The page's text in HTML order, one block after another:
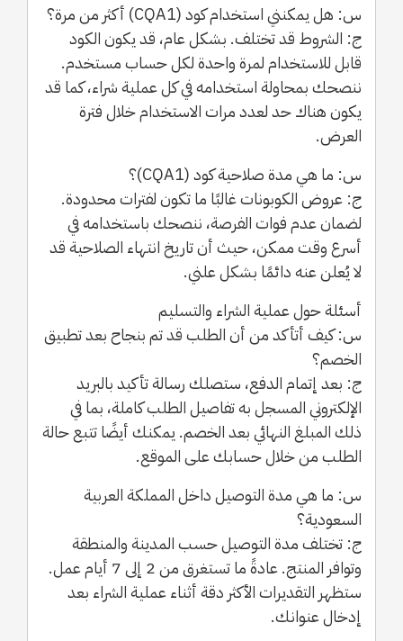
س: هل يمكنني استخدام كود (CQA1) أكثر من مرة؟
ج: الشروط قد تختلف. بشكل عام، قد يكون الكود
قابل للاستخدام لمرة واحدة لكل حساب مستخدم.
ننصحك بمحاولة استخدامه في كل عملية شراء، كما قد
يكون هناك حد لعدد مرات الاستخدام خلال فترة
العرض.
س: ما هي مدة صلاحية كود (CQA1)؟
ج: عروض الكوبونات غالبًا ما تكون لفترات محدودة.
لضمان عدم فوات الفرصة، ننصحك باستخدامه في
أسرع وقت ممكن، حيث أن تاريخ انتهاء الصلاحية قد
لا يُعلن عنه دائمًا بشكل علني.
أسئلة حول عملية الشراء والتسليم
س: كيف أتأكد من أن الطلب قد تم بنجاح بعد تطبيق
الخصم؟
ج: بعد إتمام الدفع، ستصلك رسالة تأكيد بالبريد
الإلكتروني المسجل به تفاصيل الطلب كاملة، بما في
ذلك المبلغ النهائي بعد الخصم. يمكنك أيضًا تتبع حالة
الطلب من خلال حسابك على الموقع.
س: ما هي مدة التوصيل داخل المملكة العربية
السعودية؟
ج: تختلف مدة التوصيل حسب المدينة والمنطقة
وتوافر المنتج. عادةً ما تستغرق من 2 إلى 7 أيام عمل.
ستظهر التقديرات الأكثر دقة أثناء عملية الشراء بعد
إدخال عنوانك.